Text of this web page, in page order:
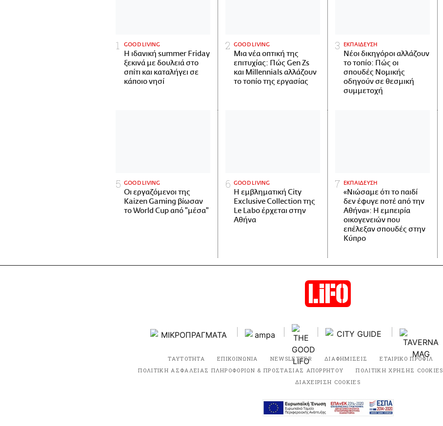
GOOD LIVING
Η ιδανική summer Friday
ξεκινά με δουλειά στο
σπίτι και καταλήγει σε
κάποιο νησί
GOOD LIVING
Μια νέα οπτική της
επιτυχίας: Πώς Gen Zs
και Millennials αλλάζουν
το τοπίο της εργασίας
ΕΚΠΑΙΔΕΥΣΗ
Νέοι δικηγόροι αλλάζουν
το τοπίο: Πώς οι
σπουδές Νομικής
οδηγούν σε θεσμική
συμμετοχή
GOOD LIVING
Οι εργαζόμενοι της
Kaizen Gaming βίωσαν
το World Cup από "μέσα"
GOOD LIVING
Η εμβληματική City
Exclusive Collection της
Le Labo έρχεται στην
Αθήνα
ΕΚΠΑΙΔΕΥΣΗ
«Νιώσαμε ότι το παιδί
δεν έφυγε ποτέ από την
Αθήνα»: Η εμπειρία
οικογενειών που
επέλεξαν σπουδές στην
Κύπρο
ΤΑΥΤΟΤΗΤΑ ΕΠΙΚΟΙΝΩΝΙΑ NEWSLETTER ΔΙΑΦΗΜΙΣΕΙΣ ΕΤΑΙΡΙΚΟ ΠΡΟΦΙΛ
ΠΟΛΙΤΙΚΗ ΑΣΦΑΛΕΙΑΣ ΠΛΗΡΟΦΟΡΙΩΝ & ΠΡΟΣΤΑΣΙΑΣ ΑΠΟΡΡΗΤΟΥ
ΠΟΛΙΤΙΚΗ ΧΡΗΣΗΣ COOKIES
ΔΙΑΧΕΙΡΙΣΗ COOKIES